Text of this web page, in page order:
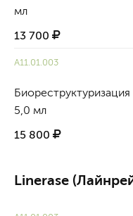
мл
13 700
А11.01.003
5,0 мл
15 800
Linerase